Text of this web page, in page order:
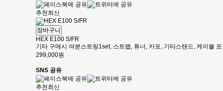
추천최신
장바구니
HEX E100 S/FR
기타 구매시 여분스트링1set, 스트랩, 튜너, 카포, 기타스탠드, 케이블
299,000원
SNS 공유
추천최신